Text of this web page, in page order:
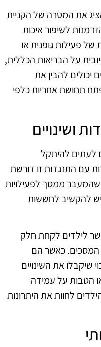
את המטרה של הקניית
לשיפור איכות
פעילות גופנית או
על הבריאות הכללית,
יכולים להבין את
תחושת אחריות כלפי
ושינויים
לעתים להיתקל
עם התנגדות זו דורשת
שהמעבר ממסך לפעילויות
להקשיב לחששות
לילדים לקחת חלק
המסכים. כאשר הם
שיקבלו את השינויים
הטבות על עמידה
לחוות את היתרונות